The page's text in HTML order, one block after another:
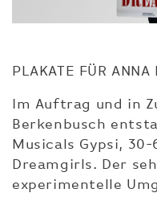
PLAKATE FÜR ANNA
Im Auftrag und in
Berkenbusch
Musicals Gypsi,
Dreamgirls. Der
experimentelle